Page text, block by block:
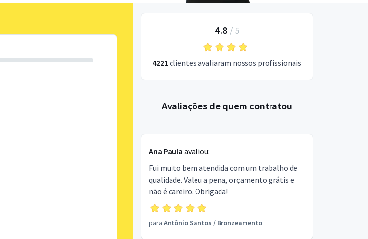
4.8 / 5
4221 clientes avaliaram nossos profissionais
Avaliações de quem contratou
Ana Paula avaliou:
Fui muito bem atendida com um trabalho de
qualidade. Valeu a pena, orçamento grátis e
não é careiro. Obrigada!
para Antônio Santos / Bronzeamento